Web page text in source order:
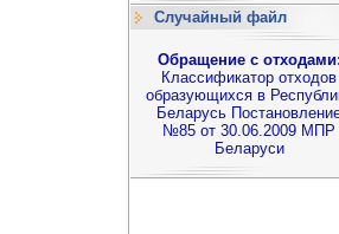
Случайный файл
Обращение с
Классификатор отходов
образующихся в
Беларусь
№85 от 30.06.2009 МПР
Беларуси